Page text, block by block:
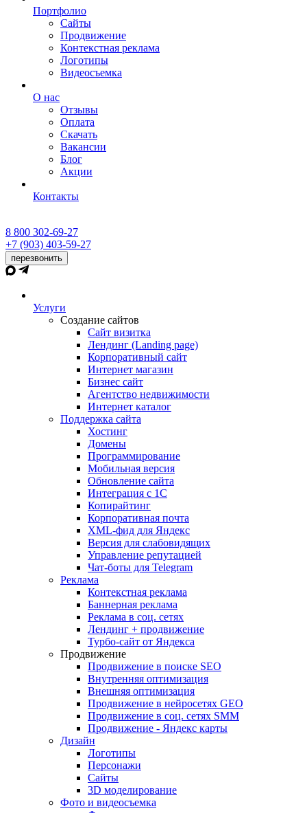
Портфолио
Сайты
Продвижение
Контекстная реклама
Логотипы
Видеосъемка
О нас
Отзывы
Оплата
Скачать
Вакансии
Блог
Акции
Контакты
8 800 302-69-27
+7 (903) 403-59-27
перезвонить
Услуги
Создание сайтов
Сайт визитка
Лендинг (Landing page)
Корпоративный сайт
Интернет магазин
Бизнес сайт
Агентство недвижимости
Интернет каталог
Поддержка сайта
Хостинг
Домены
Программирование
Мобильная версия
Обновление сайта
Интеграция с 1С
Копирайтинг
Корпоративная почта
XML-фид для Яндекс
Версия для слабовидящих
Управление репутацией
Чат-боты для Telegram
Реклама
Контекстная реклама
Баннерная реклама
Реклама в соц. сетях
Лендинг + продвижение
Турбо-сайт от Яндекса
Продвижение
Продвижение в поиске SEO
Внутренняя оптимизация
Внешняя оптимизация
Продвижение в нейросетях GEO
Продвижение в соц. сетях SMM
Продвижение - Яндекс карты
Дизайн
Логотипы
Персонажи
Сайты
3D моделирование
Фото и видеосъемка